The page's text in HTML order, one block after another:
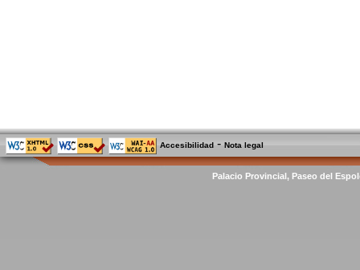
Accesibilidad -Nota legal
Palacio Provincial, Paseo del